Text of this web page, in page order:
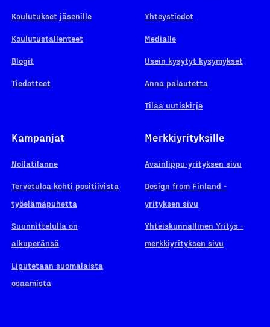
Koulutukset jäsenille
Koulutustallenteet
Blogit
Tiedotteet
Yhteystiedot
Medialle
Usein kysytyt kysymykset
Anna palautetta
Tilaa uutiskirje
Kampanjat
Nollatilanne
Tervetuloa kohti positiivista
työelämäpuhetta
Suunnittelulla on
alkuperänsä
Liputetaan suomalaista
osaamista
Merkkiyrityksille
Avainlippu-yrityksen sivu
Design from Finland -
yrityksen sivu
Yhteiskunnallinen Yritys -
merkkiyrityksen sivu